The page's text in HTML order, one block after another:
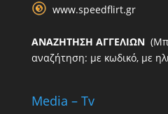
www.speedflirt.gr
ΑΝΑΖΗΤΗΣΗ ΑΓΓΕΛΙΩΝ
αναζήτηση: με κωδικό, με
Media – Tv